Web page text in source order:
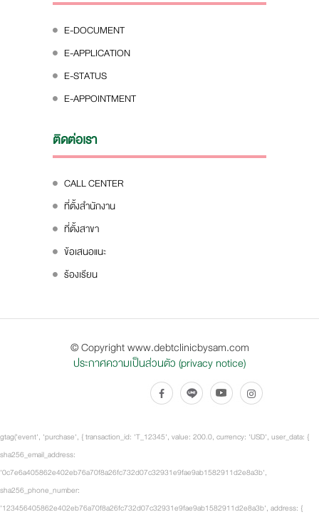
E-DOCUMENT
E-APPLICATION
E-STATUS
E-APPOINTMENT
ติดต่อเรา
CALL CENTER
ที่ตั้งสำนักงาน
ที่ตั้งสาขา
ข้อเสนอแนะ
ร้องเรียน
© Copyright www.debtclinicbysam.com
ประกาศความเป็นส่วนตัว (privacy notice)
gtag('event', 'purchase', { transaction_id: 'T_12345', value: 200.0, currency: 'USD', user_data: {
sha256_email_address:
'0c7e6a405862e402eb76a70f8a26fc732d07c32931e9fae9ab1582911d2e8a3b',
sha256_phone_number:
'123456405862e402eb76a70f8a26fc732d07c32931e9fae9ab1582911d2e8a3b', address: {